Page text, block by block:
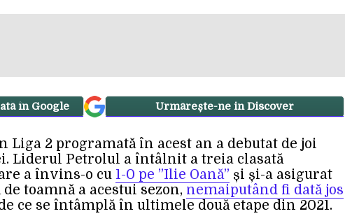
în Google Urmărește-ne in Discover
Liga 2 programată în acest an a debutat de joi
Liderul Petrolul a întâlnit a treia clasată
a învins-o cu 1-0 pe ”Ilie Oană” și și-a asigurat
toamnă a acestui sezon, nemaiputând fi dată jos
ce se întâmplă în ultimele două etape din 2021.